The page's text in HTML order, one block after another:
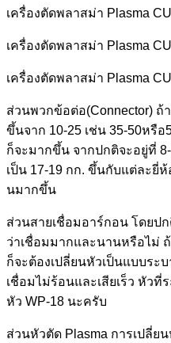
เครื่องตัดพลาสม่า Plasma
เครื่องตัดพลาสม่า Plasma
เครื่องตัดพลาสม่า Plasma
ส่วนพวกข้อต่อ(Connector)
ขึ้นจาก 10-25 เช่น 35-50หรื
ก็จะมากขึ้น จากปกติจะอยู่ที่
เป็น 17-19 กก. ขึ้นกับแต่ละยี่
นมากขึ้น
ส่วนสายเชื่อมอาร์กอน โดยป
ว่าเชื่อมมากและนานหรือไม่
ก็จะต้องเปลี่ยนหัวเป็นแบบระ
เชื่อมไม่ร้อนและเสียเร็ว หัว
หัว WP-18 นะครับ
ส่วนหัวตัด Plasma การเปลี่ย